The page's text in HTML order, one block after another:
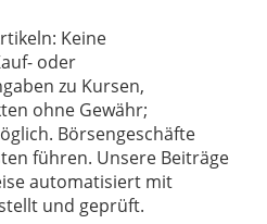
Keine
oder
zu Kursen,
ohne Gewähr;
Börsengeschäfte
führen. Unsere Beiträge
automatisiert mit
und geprüft.